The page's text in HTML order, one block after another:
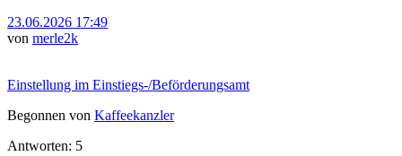
23.06.2026 17:49
von merle2k
Einstellung im Einstiegs-/Beförderungsamt
Begonnen von Kaffeekanzler
Antworten: 5